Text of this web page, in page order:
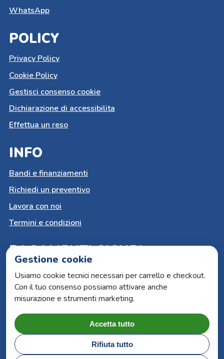
WhatsApp
POLICY
Privacy Policy
Cookie Policy
Gestisci consenso cookie
Dichiarazione di accessibilita
Effettua un reso
INFO
Bandi e finanziamenti
Richiedi un preventivo
Lavora con noi
Termini e condizioni
PAGAMENTI SICURI
Carta del docente
Paypal
Bonifico bancario
Carte di credito
Gestione cookie
Usiamo cookie tecnici necessari per carrello e checkout.
Con il tuo consenso possiamo attivare anche
misurazione e strumenti marketing.
Accetta tutto
Rifiuta tutto